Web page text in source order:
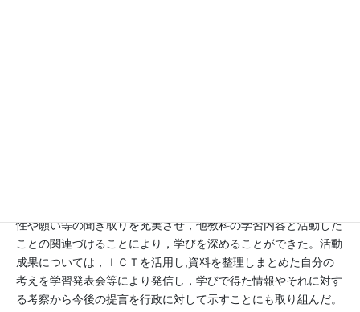
性や願い等の聞き取りを充実させ，他教科の学習内容と活動した
ことの関連づけることにより，学びを深めることができた。活動
成果については，ＩＣＴを活用し,資料を整理しまとめた自分の
考えを学習発表会等により発信し，学びで得た情報やそれに対す
る考察から今後の提言を行政に対して示すことにも取り組んだ。